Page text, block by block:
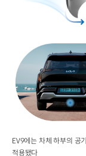
EV9에는 차체 하부의 공
적용됐다